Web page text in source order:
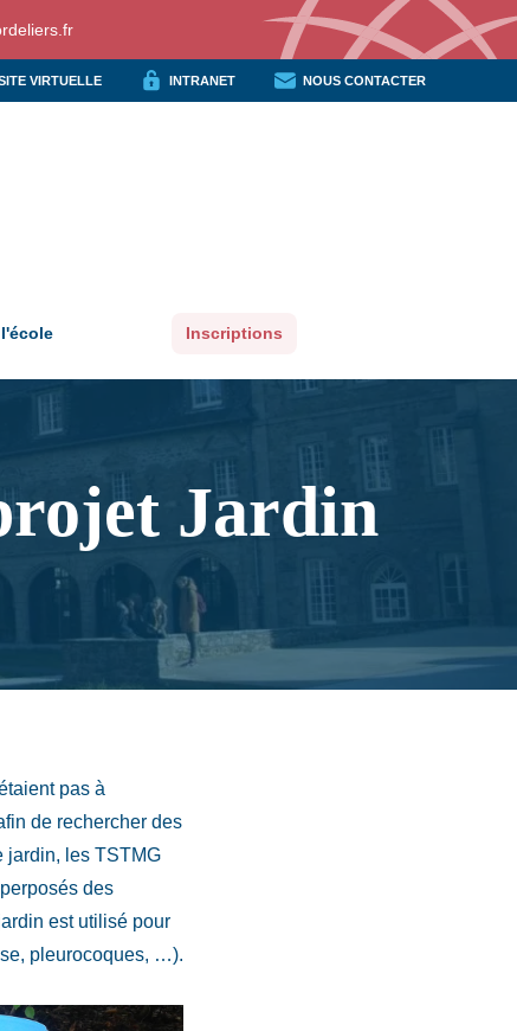
VIRTUELLE INTRANET NOUS CONTACTER
Inscriptions
Jardin
pas à
de rechercher des
jardin, les TSTMG
des
est utilisé pour
pleurocoques, …).